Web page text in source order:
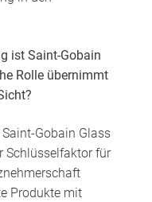
ist Saint-Gobain
Rolle übernimmt
Gobain Glass
Schlüsselfaktor für
Produkte mit